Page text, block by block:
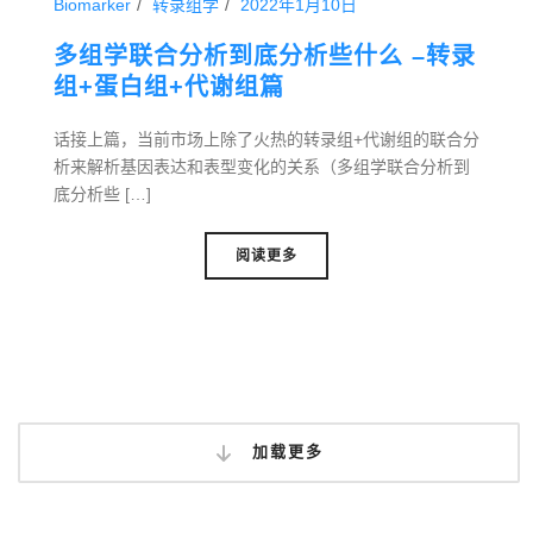
Biomarker 转录组学 2022年1月10日
多组学联合分析到底分析些什么 –转录
组+蛋白组+代谢组篇
话接上篇，当前市场上除了火热的转录组+代谢组的联合分
析来解析基因表达和表型变化的关系（多组学联合分析到
底分析些 […]
阅读更多
加载更多